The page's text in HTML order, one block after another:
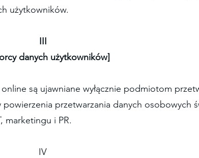
użytkowników.
III
danych użytkowników]
są ujawniane wyłącznie podmiotom
przetwarzania danych osobowych
marketingu i PR.
IV